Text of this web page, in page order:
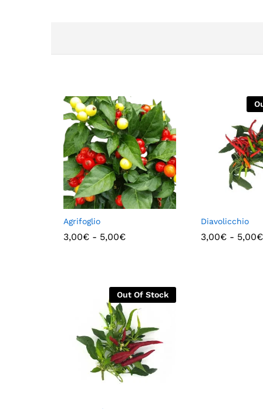
Agrifoglio
3,00€ - 5,00€
Diavolicchio
3,00€ - 5,00€
Out Of Stock